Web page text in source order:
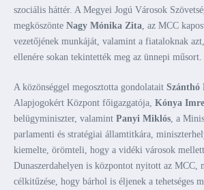
szociális háttér. A Megyei Jogú Városok
megköszönte Nagy Mónika Zita, az MCC
vezetőjének munkáját, valamint a fiataloknak
ellenére sokan tekintették meg az ünnepi műsort.
A közönséggel megosztotta gondolatait Szánthó
Alapjogokért Központ főigazgatója, Kónya Imre
belügyminiszter, valamint Panyi Miklós, a
parlamenti és stratégiai államtitkára,
kiemelte, örömteli, hogy a vidéki városok mellett
Dunaszerdahelyen is központot nyitott az MCC,
célkitűzése, hogy bárhol is éljenek a tehetséges